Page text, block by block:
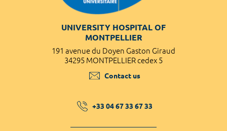
UNIVERSITY HOSPITAL OF
MONTPELLIER
191 avenue du Doyen Gaston Giraud
34295 MONTPELLIER cedex 5
Contact us
+33 04 67 33 67 33